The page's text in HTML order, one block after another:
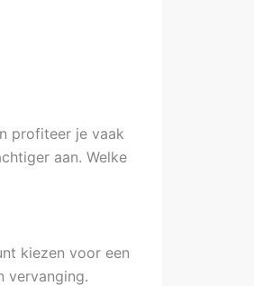
profiteer je vaak
aan. Welke
kiezen voor een
vervanging.